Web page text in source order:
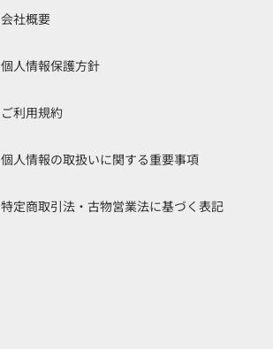
会社概要
個人情報保護方針
ご利用規約
個人情報の取扱いに関する重要事項
特定商取引法・古物営業法に基づく表記